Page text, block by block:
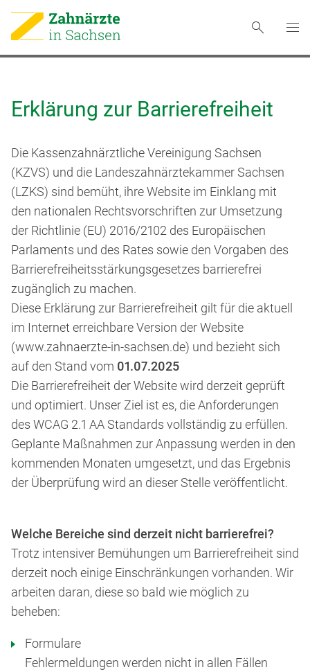
Erklärung zur Barrierefreiheit
Die Kassenzahnärztliche Vereinigung Sachsen
(KZVS) und die Landeszahnärztekammer Sachsen
(LZKS) sind bemüht, ihre Website im Einklang mit
den nationalen Rechtsvorschriften zur Umsetzung
der Richtlinie (EU) 2016/2102 des Europäischen
Parlaments und des Rates sowie den Vorgaben des
Barrierefreiheitsstärkungsgesetzes barrierefrei
zugänglich zu machen.
Diese Erklärung zur Barrierefreiheit gilt für die aktuell
im Internet erreichbare Version der Website
(www.zahnaerzte-in-sachsen.de) und bezieht sich
auf den Stand vom 01.07.2025
Die Barrierefreiheit der Website wird derzeit geprüft
und optimiert. Unser Ziel ist es, die Anforderungen
des WCAG 2.1 AA Standards vollständig zu erfüllen.
Geplante Maßnahmen zur Anpassung werden in den
kommenden Monaten umgesetzt, und das Ergebnis
der Überprüfung wird an dieser Stelle veröffentlicht.
Welche Bereiche sind derzeit nicht barrierefrei?
Trotz intensiver Bemühungen um Barrierefreiheit sind
derzeit noch einige Einschränkungen vorhanden. Wir
arbeiten daran, diese so bald wie möglich zu
beheben:
Formulare
Fehlermeldungen werden nicht in allen Fällen